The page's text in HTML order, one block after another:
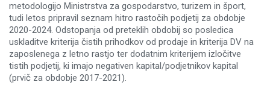
metodologijo Ministrstva za gospodarstvo, turizem in šport,
tudi letos pripravil seznam hitro rastočih podjetij za obdobje
2020-2024. Odstopanja od preteklih obdobij so posledica
uskladitve kriterija čistih prihodkov od prodaje in kriterija DV na
zaposlenega z letno rastjo ter dodatnim kriterijem izločitve
tistih podjetij, ki imajo negativen kapital/podjetnikov kapital
(prvič za obdobje 2017-2021).